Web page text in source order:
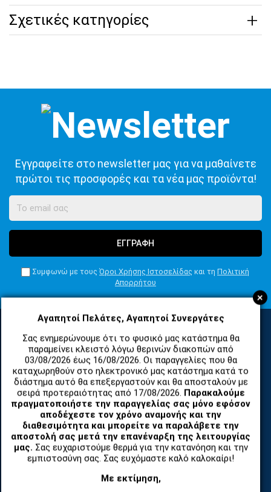
+
Αγαπητοί Πελάτες, Αγαπητοί Συνεργάτες
Σας ενημερώνουμε ότι το φυσικό μας κατάστημα θα
παραμείνει κλειστό λόγω θερινών διακοπών από
03/08/2026 έως 16/08/2026. Οι παραγγελίες που θα
καταχωρηθούν στο ηλεκτρονικό μας κατάστημα κατά το
διάστημα αυτό θα επεξεργαστούν και θα αποσταλούν με
σειρά προτεραιότητας από 17/08/2026. Παρακαλούμε
πραγματοποιήστε την παραγγελίας σας μόνο εφόσον
αποδέχεστε τον χρόνο αναμονής και την
διαθεσιμότητα και μπορείτε να παραλάβετε την
αποστολή σας μετά την επανέναρξη της λειτουργίας
μας. Σας ευχαριστούμε θερμά για την κατανόηση και την
εμπιστοσύνη σας. Σας ευχόμαστε καλό καλοκαίρι!
Με εκτίμηση,
Σχετικές κατηγορίες
Εγγραφείτε στο newsletter μας για να μαθαίνετε
πρώτοι τις προσφορές και τα νέα μας προϊόντα!
ΕΓΓΡΑΦΗ
Συμφωνώ με τους Όροι Χρήσης Ιστοσελίδας και τη Πολιτική
Απορρήτου
ΚΑΤΗΓΟΡΙΕΣ
ΑΝΤΑΛΛΑΚΤΙΚΑ ΚΑΙ ΑΞΕΣΟΥΑΡ ΚΙΝΗΤΩΝ ΤΗΛΕΦΩΝΩΝ
TABLET
ΤΗΛΕΠΙΚΟΙΝΩΝΙΕΣ, ΑΣΥΡΜΑΤΑ, FCT